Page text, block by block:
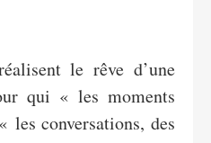
le rêve d’une
qui « les moments
les conversations, des